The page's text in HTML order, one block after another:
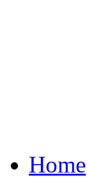
Home